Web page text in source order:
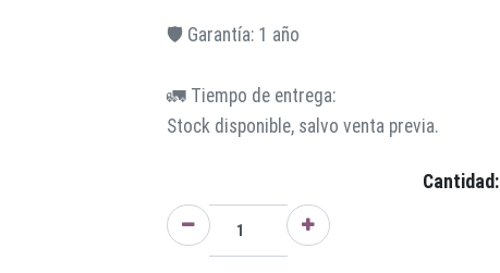
🛡️ Garantía: 1 año
🚛 Tiempo de entrega:
Stock disponible, salvo venta previa.
Cantidad: